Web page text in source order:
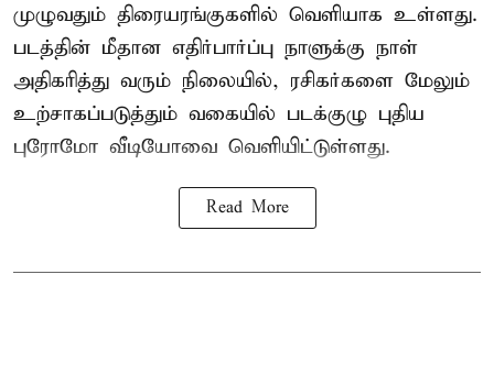
முழுவதும் திரையரங்குகளில் வெளியாக உள்ளது.
படத்தின் மீதான எதிர்பார்ப்பு நாளுக்கு நாள்
அதிகரித்து வரும் நிலையில், ரசிகர்களை மேலும்
உற்சாகப்படுத்தும் வகையில் படக்குழு புதிய
புரோமோ வீடியோவை வெளியிட்டுள்ளது.
Read More